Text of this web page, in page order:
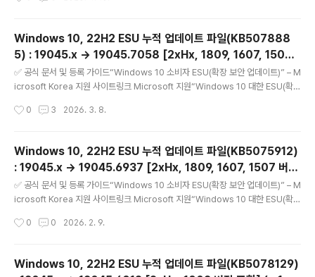
ESU(Extended Security Updates, 확장 보안 업데이트)에 대해서 =======
============..
Windows 10, 22H2 ESU 누적 업데이트 파일(KB507888
5) : 19045.x → 19045.7058 [2xHx, 1809, 1607, 1507
버전 포함] (= 3월 일반 사용자용 월간 ESU 보안 업데이트)
✅ 공식 문서 및 등록 가이드“Windows 10 소비자 ESU(확장 보안 업데이트)” – M
icrosoft Korea 지원 사이트링크 Microsoft 지원“Windows 10 대한 ESU(확장
n“Windows 10 ESU(확장 보안 업데이트) 사용(활성화) 가이드” – 기업/조직용 등
ESU(Extended Security Updates, 확장 보안 업데이트)에 대해서 =======
============..
0 3 2026. 3. 8.
Windows 10, 22H2 ESU 누적 업데이트 파일(KB5075912)
: 19045.x → 19045.6937 [2xHx, 1809, 1607, 1507 버전
포함] (= 2월 일반 사용자용 월간 ESU 보안 업데이트)
✅ 공식 문서 및 등록 가이드“Windows 10 소비자 ESU(확장 보안 업데이트)” – M
icrosoft Korea 지원 사이트링크 Microsoft 지원“Windows 10 대한 ESU(확장
n“Windows 10 ESU(확장 보안 업데이트) 사용(활성화) 가이드” – 기업/조직용 등
ESU(Extended Security Updates, 확장 보안 업데이트)에 대해서 =======
0 0 2026. 2. 9.
Windows 10, 22H2 ESU 누적 업데이트 파일(KB5078129)